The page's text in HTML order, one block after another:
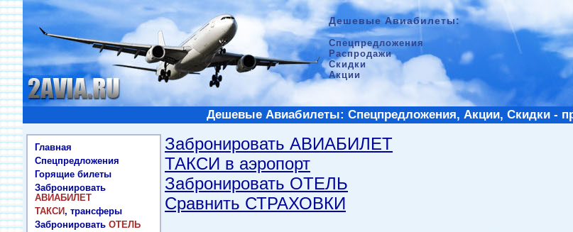
Дешевые Авиабилеты:
Спецпредложения
Распродажи
Скидки
Акции
Дешевые Авиабилеты: Спецпредложения, Акции, Скидки -
Главная
Спецпредложения
Горящие билеты
Забронировать
АВИАБИЛЕТ
ТАКСИ, трансферы
Забронировать ОТЕЛЬ
Забронировать АВИАБИЛЕТ
ТАКСИ в аэропорт
Забронировать ОТЕЛЬ
Сравнить СТРАХОВКИ